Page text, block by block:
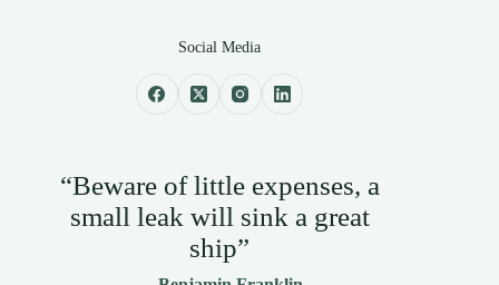
Social Media
“Beware of little expenses, a
small leak will sink a great
ship”